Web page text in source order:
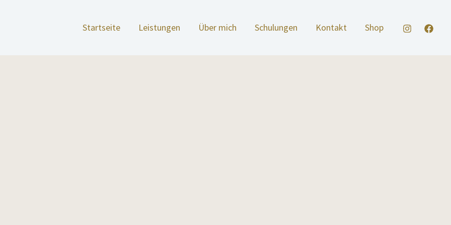
Startseite Leistungen Über mich Schulungen Kontakt Shop